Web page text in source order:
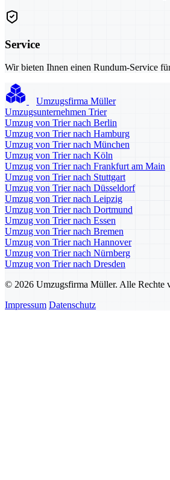
Service
Wir bieten Ihnen einen Rundum-Service
Umzugsfirma Müller
Umzugsunternehmen Trier
Umzug von Trier nach Berlin
Umzug von Trier nach Hamburg
Umzug von Trier nach München
Umzug von Trier nach Köln
Umzug von Trier nach Frankfurt am Main
Umzug von Trier nach Stuttgart
Umzug von Trier nach Düsseldorf
Umzug von Trier nach Leipzig
Umzug von Trier nach Dortmund
Umzug von Trier nach Essen
Umzug von Trier nach Bremen
Umzug von Trier nach Hannover
Umzug von Trier nach Nürnberg
Umzug von Trier nach Dresden
© 2026 Umzugsfirma Müller. Alle Rechte
Impressum Datenschutz